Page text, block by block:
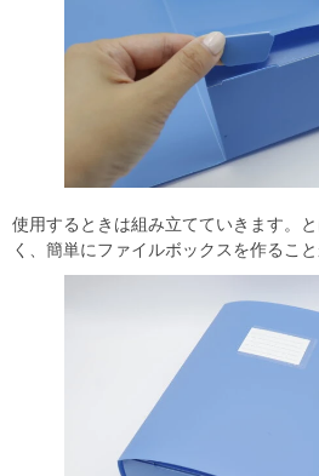
使用するときは組み立てていきます。
く、簡単にファイルボックスを作るこ